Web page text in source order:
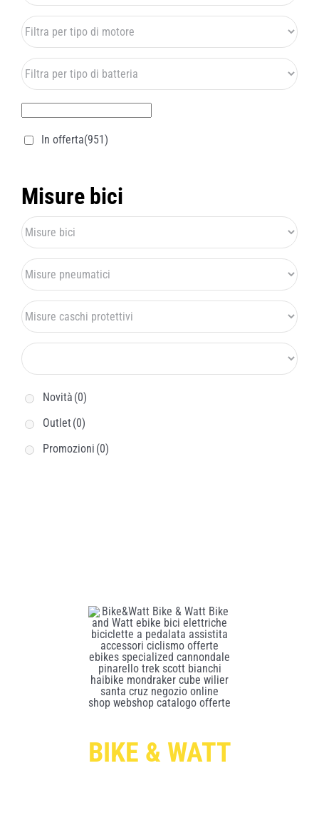
In offerta(951)
Misure bici
Novità (0)
Outlet (0)
Promozioni (0)
BIKE & WATT